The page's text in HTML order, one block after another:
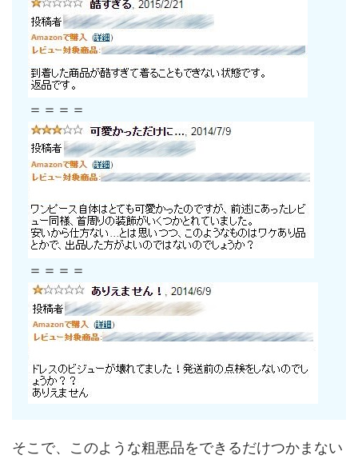
＝＝＝＝
＝＝＝＝
そこで、このような粗悪品をできるだけつかまない